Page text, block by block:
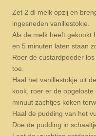
Zet 2 dl melk opzij en
ingesneden vanillestokje.
Als de melk heeft gekookt
en 5 minuten laten staan
Roer de custardpoeder
toe.
Haal het vanillestokje uit
kook, roer er de
minuut zachtjes koken
Haal de pudding van het
Doe de pudding in